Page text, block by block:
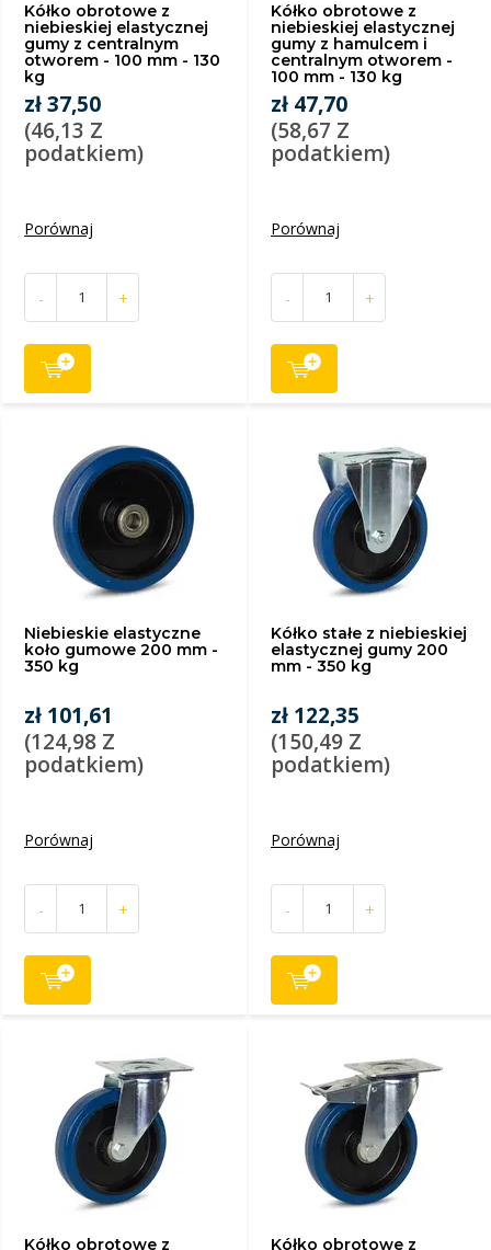
Kółko obrotowe z
niebieskiej elastycznej
gumy z centralnym
otworem - 100 mm - 130
kg
zł 37,50
(46,13 Z
podatkiem)
Porównaj
- +
Kółko obrotowe z
niebieskiej elastycznej
gumy z hamulcem i
centralnym otworem -
100 mm - 130 kg
zł 47,70
(58,67 Z
podatkiem)
Porównaj
- +
Niebieskie elastyczne
koło gumowe 200 mm -
350 kg
zł 101,61
(124,98 Z
podatkiem)
Porównaj
- +
Kółko stałe z niebieskiej
elastycznej gumy 200
mm - 350 kg
zł 122,35
(150,49 Z
podatkiem)
Porównaj
- +
Kółko obrotowe z Kółko obrotowe z